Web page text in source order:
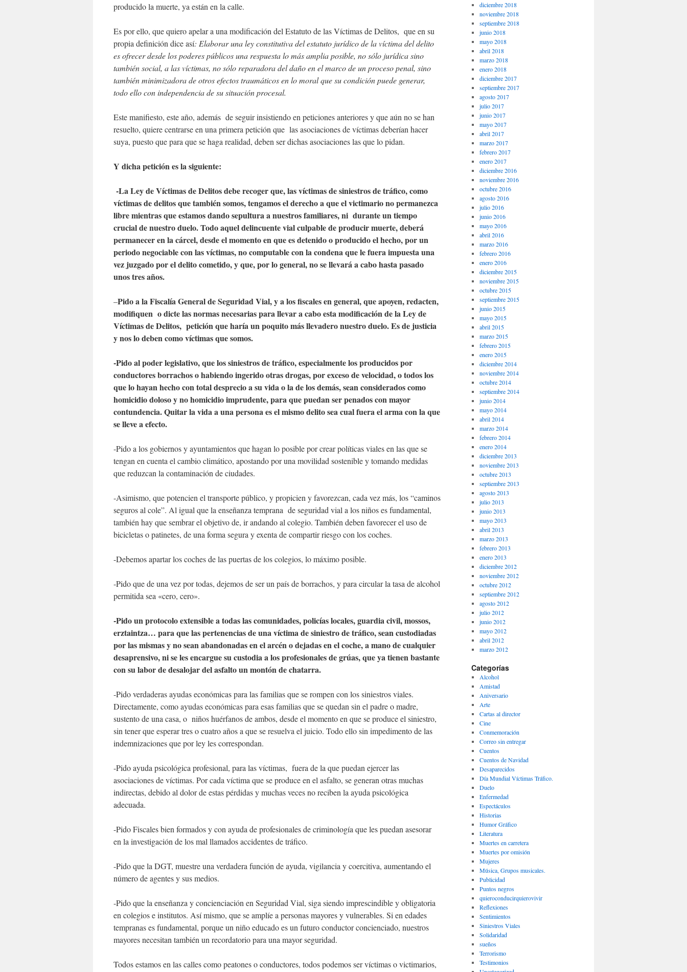
producido la muerte, ya están en la calle.
Es por ello, que quiero apelar a una modificación del Estatuto de las Víctimas de Delitos, que en su
propia definición dice así: Elaborar una ley constitutiva del estatuto jurídico de la víctima del delito
es ofrecer desde los poderes públicos una respuesta lo más amplia posible, no sólo jurídica sino
también social, a las víctimas, no sólo reparadora del daño en el marco de un proceso penal, sino
también minimizadora de otros efectos traumáticos en lo moral que su condición puede generar,
todo ello con independencia de su situación procesal.
Este manifiesto, este año, además de seguir insistiendo en peticiones anteriores y que aún no se han
resuelto, quiere centrarse en una primera petición que las asociaciones de víctimas deberían hacer
suya, puesto que para que se haga realidad, deben ser dichas asociaciones las que lo pidan.
Y dicha petición es la siguiente:
-La Ley de Víctimas de Delitos debe recoger que, las víctimas de siniestros de tráfico, como
víctimas de delitos que también somos, tengamos el derecho a que el victimario no permanezca
libre mientras que estamos dando sepultura a nuestros familiares, ni durante un tiempo
crucial de nuestro duelo. Todo aquel delincuente vial culpable de producir muerte, deberá
permanecer en la cárcel, desde el momento en que es detenido o producido el hecho, por un
periodo negociable con las víctimas, no computable con la condena que le fuera impuesta una
vez juzgado por el delito cometido, y que, por lo general, no se llevará a cabo hasta pasado
unos tres años.
–Pido a la Fiscalía General de Seguridad Vial, y a los fiscales en general, que apoyen, redacten,
modifiquen o dicte las normas necesarias para llevar a cabo esta modificación de la Ley de
Víctimas de Delitos, petición que haría un poquito más llevadero nuestro duelo. Es de justicia
y nos lo deben como víctimas que somos.
-Pido al poder legislativo, que los siniestros de tráfico, especialmente los producidos por
conductores borrachos o habiendo ingerido otras drogas, por exceso de velocidad, o todos los
que lo hayan hecho con total desprecio a su vida o la de los demás, sean considerados como
homicidio doloso y no homicidio imprudente, para que puedan ser penados con mayor
contundencia. Quitar la vida a una persona es el mismo delito sea cual fuera el arma con la que
se lleve a efecto.
-Pido a los gobiernos y ayuntamientos que hagan lo posible por crear políticas viales en las que se
tengan en cuenta el cambio climático, apostando por una movilidad sostenible y tomando medidas
que reduzcan la contaminación de ciudades.
-Asimismo, que potencien el transporte público, y propicien y favorezcan, cada vez más, los “caminos
seguros al cole”. Al igual que la enseñanza temprana de seguridad vial a los niños es fundamental,
también hay que sembrar el objetivo de, ir andando al colegio. También deben favorecer el uso de
bicicletas o patinetes, de una forma segura y exenta de compartir riesgo con los coches.
-Debemos apartar los coches de las puertas de los colegios, lo máximo posible.
-Pido que de una vez por todas, dejemos de ser un país de borrachos, y para circular la tasa de alcohol
permitida sea «cero, cero».
-Pido un protocolo extensible a todas las comunidades, policías locales, guardia civil, mossos,
erztaintza… para que las pertenencias de una víctima de siniestro de tráfico, sean custodiadas
por las mismas y no sean abandonadas en el arcén o dejadas en el coche, a mano de cualquier
desaprensivo, ni se les encargue su custodia a los profesionales de grúas, que ya tienen bastante
con su labor de desalojar del asfalto un montón de chatarra.
-Pido verdaderas ayudas económicas para las familias que se rompen con los siniestros viales.
Directamente, como ayudas económicas para esas familias que se quedan sin el padre o madre,
sustento de una casa, o niños huérfanos de ambos, desde el momento en que se produce el siniestro,
sin tener que esperar tres o cuatro años a que se resuelva el juicio. Todo ello sin impedimento de las
indemnizaciones que por ley les correspondan.
-Pido ayuda psicológica profesional, para las víctimas, fuera de la que puedan ejercer las
asociaciones de víctimas. Por cada víctima que se produce en el asfalto, se generan otras muchas
indirectas, debido al dolor de estas pérdidas y muchas veces no reciben la ayuda psicológica
adecuada.
-Pido Fiscales bien formados y con ayuda de profesionales de criminología que les puedan asesorar
en la investigación de los mal llamados accidentes de tráfico.
-Pido que la DGT, muestre una verdadera función de ayuda, vigilancia y coercitiva, aumentando el
número de agentes y sus medios.
-Pido que la enseñanza y concienciación en Seguridad Vial, siga siendo imprescindible y obligatoria
en colegios e institutos. Así mismo, que se amplíe a personas mayores y vulnerables. Si en edades
tempranas es fundamental, porque un niño educado es un futuro conductor concienciado, nuestros
mayores necesitan también un recordatorio para una mayor seguridad.
Todos estamos en las calles como peatones o conductores, todos podemos ser víctimas o victimarios,
diciembre 2018
noviembre 2018
septiembre 2018
junio 2018
mayo 2018
abril 2018
marzo 2018
enero 2018
diciembre 2017
septiembre 2017
agosto 2017
julio 2017
junio 2017
mayo 2017
abril 2017
marzo 2017
febrero 2017
enero 2017
diciembre 2016
noviembre 2016
octubre 2016
agosto 2016
julio 2016
junio 2016
mayo 2016
abril 2016
marzo 2016
febrero 2016
enero 2016
diciembre 2015
noviembre 2015
octubre 2015
septiembre 2015
junio 2015
mayo 2015
abril 2015
marzo 2015
febrero 2015
enero 2015
diciembre 2014
noviembre 2014
octubre 2014
septiembre 2014
junio 2014
mayo 2014
abril 2014
marzo 2014
febrero 2014
enero 2014
diciembre 2013
noviembre 2013
octubre 2013
septiembre 2013
agosto 2013
julio 2013
junio 2013
mayo 2013
abril 2013
marzo 2013
febrero 2013
enero 2013
diciembre 2012
noviembre 2012
octubre 2012
septiembre 2012
agosto 2012
julio 2012
junio 2012
mayo 2012
abril 2012
marzo 2012
Categorías
Alcohol
Amistad
Aniversario
Arte
Cartas al director
Cine
Conmemoración
Correo sin entregar
Cuentos
Cuentos de Navidad
Desaparecidos
Día Mundial Víctimas Tráfico.
Duelo
Enfermedad
Espectáculos
Historias
Humor Gráfico
Literatura
Muertes en carretera
Muertes por omisión
Mujeres
Música, Grupos musicales.
Publicidad
Puntos negros
quieroconducirquierovivir
Reflexiones
Sentimientos
Siniestros Viales
Solidaridad
sueños
Terrorismo
Testimonios